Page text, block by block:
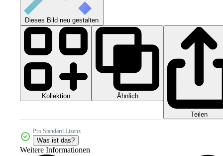
Dieses Bild neu gestalten
Kollektion Ähnlich
Teilen
Pro Standard Lizenz
Was ist das?
Weitere Informationen